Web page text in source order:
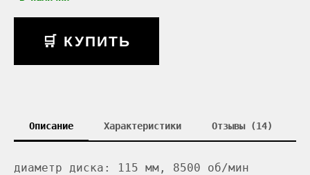
🛒 КУПИТЬ
Описание Характеристики Отзывы (14)
диаметр диска: 115 мм, 8500 об/мин